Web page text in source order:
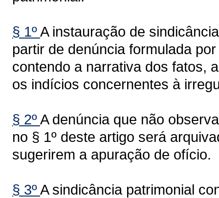
§ 1ºA instauração de
partir de denúncia formulada
contendo a narrativa dos fatos,
os indícios concernentes à
§ 2ºA denúncia que não
no § 1º deste artigo será
sugerirem a apuração de ofício.
§ 3ºA sindicância patrimonial